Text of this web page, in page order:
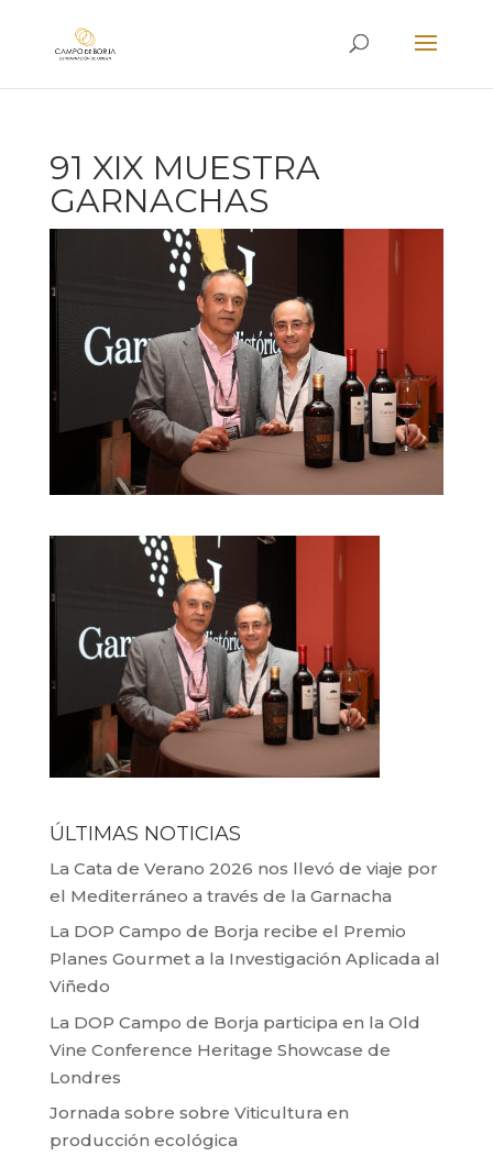
91 XIX MUESTRA
GARNACHAS
ÚLTIMAS NOTICIAS
La Cata de Verano 2026 nos llevó de viaje por
el Mediterráneo a través de la Garnacha
La DOP Campo de Borja recibe el Premio
Planes Gourmet a la Investigación Aplicada al
Viñedo
La DOP Campo de Borja participa en la Old
Vine Conference Heritage Showcase de
Londres
Jornada sobre sobre Viticultura en
producción ecológica